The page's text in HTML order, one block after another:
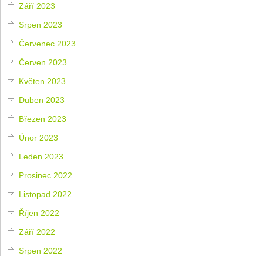
Září 2023
Srpen 2023
Červenec 2023
Červen 2023
Květen 2023
Duben 2023
Březen 2023
Únor 2023
Leden 2023
Prosinec 2022
Listopad 2022
Říjen 2022
Září 2022
Srpen 2022